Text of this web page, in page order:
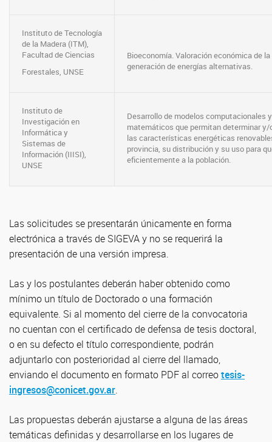
Instituto de Tecnología
de la Madera (ITM),
Facultad de Ciencias
Forestales, UNSE
Bioeconomía. Valoración económica de la
generación de energías alternativas.
Instituto de
Investigación en
Informática y
Sistemas de
Información (IIISI),
UNSE
Desarrollo de modelos computacionales y
matemáticos que permitan determinar y/
las características energéticas
provincia, su distribución y su uso para
eficientemente a la población.
Las solicitudes se presentarán únicamente en forma
electrónica a través de SIGEVA y no se requerirá la
presentación de una versión impresa.
Las y los postulantes deberán haber obtenido como
mínimo un título de Doctorado o una formación
equivalente. Si al momento del cierre de la convocatoria
no cuentan con el certificado de defensa de tesis doctoral,
o en su defecto el título correspondiente, podrán
adjuntarlo con posterioridad al cierre del llamado,
enviando el documento en formato PDF al correotesis-
ingresos@conicet.gov.ar.
Las propuestas deberán ajustarse a alguna de las áreas
temáticas definidas y desarrollarse en los lugares de